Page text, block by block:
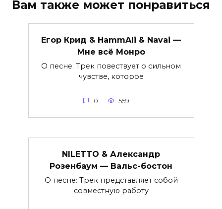
Вам также может понравиться
Егор Крид & HammAli & Navai —
Мне всё Монро
О песне: Трек повествует о сильном
чувстве, которое
0 559
NILETTO & Александр
Розенбаум — Вальс-бостон
О песне: Трек представляет собой
совместную работу